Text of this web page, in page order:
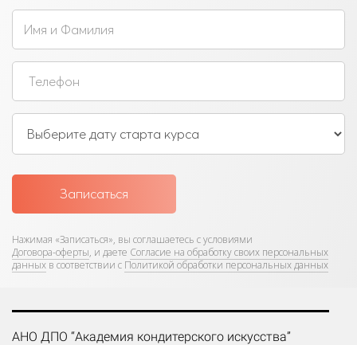
Записаться
Нажимая «Записаться», вы соглашаетесь с условиями
Договора-оферты, и даете Согласие на обработку своих персональных
данных в соответствии с Политикой обработки персональных данных
АНО ДПО “Академия кондитерского искусства”